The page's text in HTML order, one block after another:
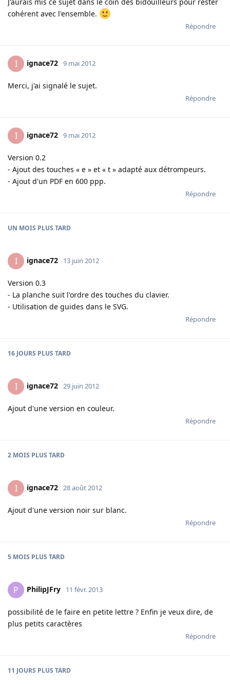
J'aurais mis ce sujet dans le coin des bidouilleurs pour rester
cohérent avec l'ensemble.
Répondre
I ignace72 9 mai 2012
Merci, j'ai signalé le sujet.
Répondre
I ignace72 9 mai 2012
Version 0.2
- Ajout des touches « e » et « t » adapté aux détrompeurs.
- Ajout d'un PDF en 600 ppp.
Répondre
UN MOIS PLUS TARD
I ignace72 13 juin 2012
Version 0.3
- La planche suit l'ordre des touches du clavier.
- Utilisation de guides dans le SVG.
Répondre
16 JOURS PLUS TARD
I ignace72 29 juin 2012
Ajout d'une version en couleur.
Répondre
2 MOIS PLUS TARD
I ignace72 28 août 2012
Ajout d'une version noir sur blanc.
Répondre
5 MOIS PLUS TARD
P PhilipJFry 11 févr. 2013
possibilité de le faire en petite lettre ? Enfin je veux dire, de
plus petits caractères
Répondre
11 JOURS PLUS TARD